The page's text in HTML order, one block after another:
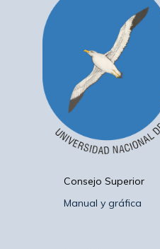
Consejo Superior
Manual y gráfica